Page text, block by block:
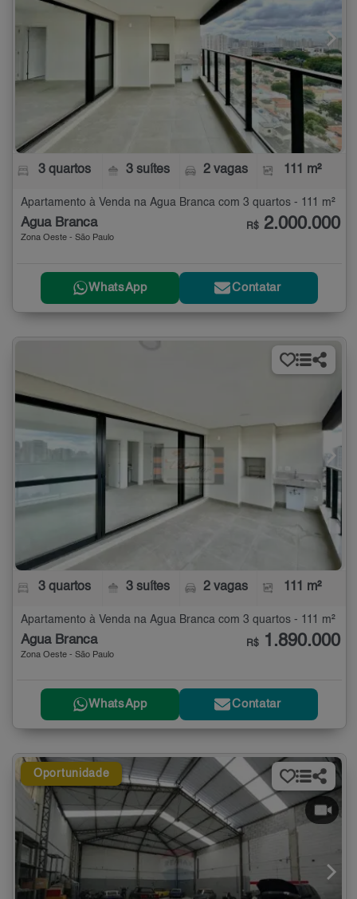
3 quartos 3 suítes 2 vagas 111 m²
Apartamento à Venda na Água Branca com 3 quartos - 111 m²
Água Branca
Zona Oeste - São Paulo
R$ 2.000.000
WhatsApp Contatar
3 quartos 3 suítes 2 vagas 111 m²
Apartamento à Venda na Água Branca com 3 quartos - 111 m²
Água Branca
Zona Oeste - São Paulo
R$ 1.890.000
WhatsApp Contatar
Oportunidade